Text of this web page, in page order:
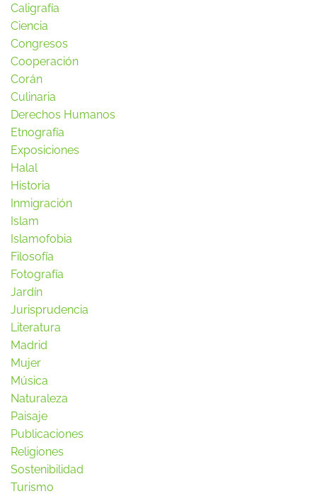
Caligrafía
Ciencia
Congresos
Cooperación
Corán
Culinaria
Derechos Humanos
Etnografía
Exposiciones
Halal
Historia
Inmigración
Islam
Islamofobia
Filosofía
Fotografía
Jardín
Jurisprudencia
Literatura
Madrid
Mujer
Música
Naturaleza
Paisaje
Publicaciones
Religiones
Sostenibilidad
Turismo